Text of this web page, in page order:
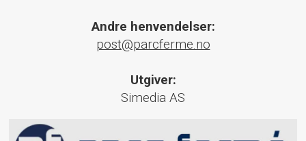
Andre henvendelser:
post@parcferme.no
Utgiver:
Simedia AS